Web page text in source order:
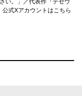
い。」／代表作『テセウ
式Xアカウントはこちら